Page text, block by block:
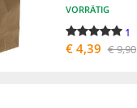
VORRÄTIG
1
€ 4,39 € 9,90